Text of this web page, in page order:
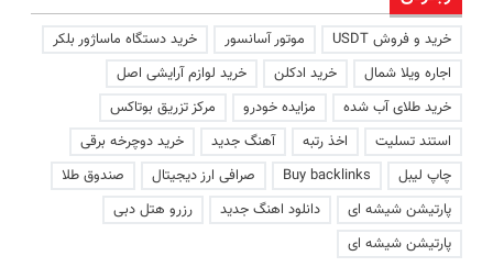
خرید و فروش USDT موتور آسانسور
خرید دستگاه ماساژور بلکر
اجاره ویلا شمال
خرید ادکلن
خرید لوازم آرایشی اصل
خرید طلای آب شده
مزایده خودرو
مرکز تزریق بوتاکس
استند تسلیت
اخذ رتبه آهنگ جدید
خرید دوچرخه برقی
چاپ لیبل
Buy backlinks صرافی ارز دیجیتال
صندوق طلا
پارتیشن شیشه ای
دانلود اهنگ جدید
رزرو هتل دبی
پارتیشن شیشه ای